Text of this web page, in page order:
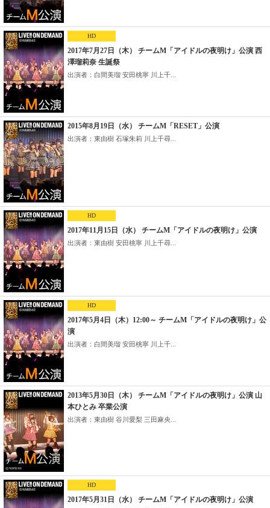
HD
2017年7月27日（木） チームM「アイドルの夜明け」公演 西
澤瑠莉奈 生誕祭
出演者：白間美瑠 安田桃寧 川上千...
2015年8月19日（水） チームM「RESET」公演
出演者：東由樹 石塚朱莉 川上千尋...
HD
2017年11月15日（水） チームM「アイドルの夜明け」公演
出演者：東由樹 安田桃寧 川上千尋...
HD
2017年5月4日（木）12:00～ チームM「アイドルの夜明け」公
演
出演者：白間美瑠 安田桃寧 川上千...
2013年5月30日（木） チームM「アイドルの夜明け」公演 山
本ひとみ 卒業公演
出演者：東由樹 谷川愛梨 三田麻央...
HD
2017年5月31日（水） チームM「アイドルの夜明け」公演